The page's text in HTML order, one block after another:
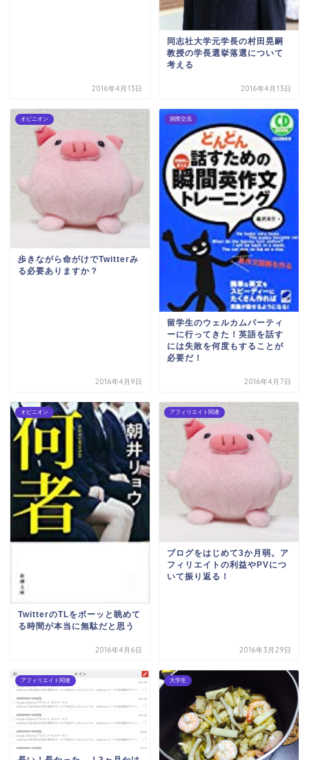
2016年4月13日
同志社大学元学長の村田晃嗣
教授の学長選挙落選について
考える
2016年4月13日
オピニオン
歩きながら命がけでTwitterみ
る必要ありますか？
2016年4月9日
国際交流
留学生のウェルカムパーティ
ーに行ってきた！英語を話す
には失敗を何度もすることが
必要だ！
2016年4月7日
オピニオン
TwitterのTLをボーッと眺めて
る時間が本当に無駄だと思う
2016年4月6日
アフィリエイト関連
ブログをはじめて3か月弱。ア
フィリエイトの利益やPVにつ
いて振り返る！
2016年3月29日
アフィリエイト関連 大学生